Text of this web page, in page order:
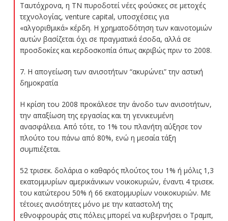
Ταυτόχρονα, η ΤΝ πυροδοτεί νέες φούσκες σε μετοχές
τεχνολογίας, venture capital, υποσχέσεις για
«αλγοριθμικά» κέρδη. Η χρηματοδότηση των καινοτομιών
αυτών βασίζεται όχι σε πραγματικά έσοδα, αλλά σε
προσδοκίες και κερδοσκοπία όπως ακριβώς πριν το 2008.
7. Η απογείωση των ανισοτήτων “ακυρώνει” την αστική
δημοκρατία
Η κρίση του 2008 προκάλεσε την άνοδο των ανισοτήτων,
την απαξίωση της εργασίας και τη γενικευμένη
ανασφάλεια. Από τότε, το 1% του πλανήτη αύξησε τον
πλούτο του πάνω από 80%, ενώ η μεσαία τάξη
συμπιέζεται.
52 τρισεκ. δολάρια ο καθαρός πλούτος του 1% ή μόλις 1,3
εκατομμυρίων αμερικάνικων νοικοκυριών, έναντι 4 τρισεκ.
του κατώτερου 50% ή 66 εκατομμυρίων νοικοκυριών. Με
τέτοιες ανισότητες μόνο με την καταστολή της
εθνοφρουράς στις πόλεις μπορεί να κυβερνήσει ο Τραμπ,